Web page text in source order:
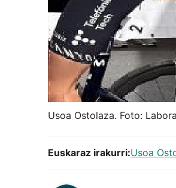
Usoa Ostolaza. Foto:
Euskaraz irakurri:Usoa